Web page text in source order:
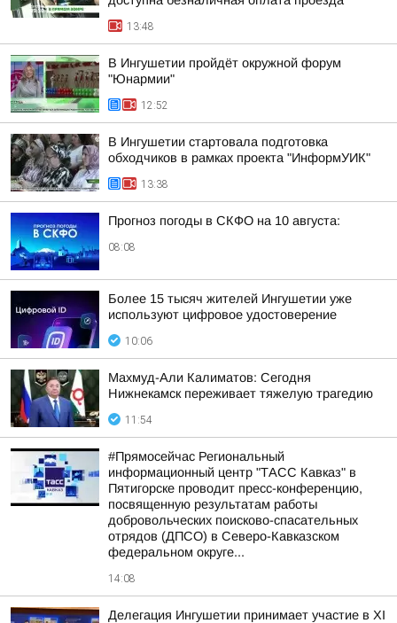
13:48
В Ингушетии пройдёт окружной форум
"Юнармии"
12:52
В Ингушетии стартовала подготовка
обходчиков в рамках проекта "ИнформУИК"
13:38
Прогноз погоды в СКФО на 10 августа:
08:08
Более 15 тысяч жителей Ингушетии уже
используют цифровое удостоверение
10:06
Махмуд-Али Калиматов: Сегодня
Нижнекамск переживает тяжелую трагедию
11:54
#Прямосейчас Региональный
информационный центр "ТАСС Кавказ" в
Пятигорске проводит пресс-конференцию,
посвященную результатам работы
добровольческих поисково-спасательных
отрядов (ДПСО) в Северо-Кавказском
федеральном округе...
14:08
Делегация Ингушетии принимает участие в XI